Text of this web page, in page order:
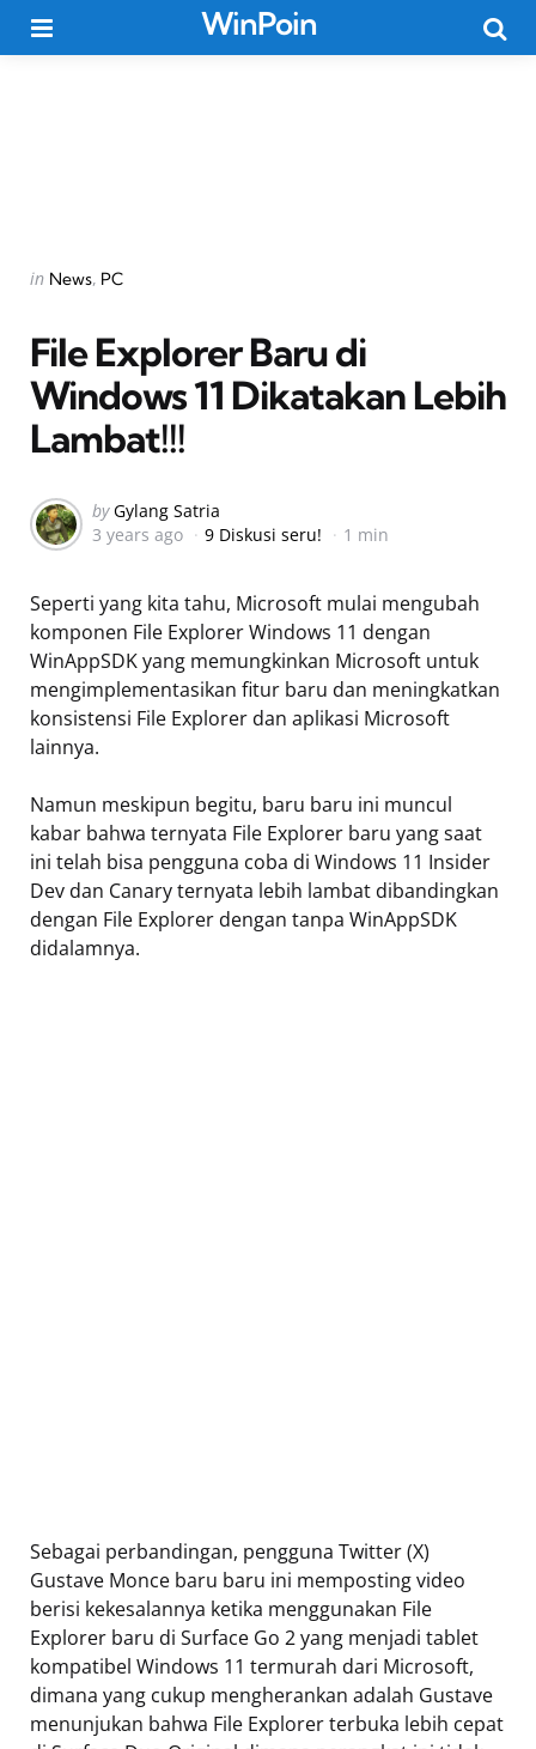
WinPoin
Categories
Posted
in News PC
File Explorer Baru di
Windows 11 Dikatakan Lebih
Lambat!!!
Posted
by
by Gylang Satria
3 years ago
9 Diskusi seru! 1 min
Seperti yang kita tahu, Microsoft mulai mengubah
komponen File Explorer Windows 11 dengan
WinAppSDK yang memungkinkan Microsoft untuk
mengimplementasikan fitur baru dan meningkatkan
konsistensi File Explorer dan aplikasi Microsoft
lainnya.
Namun meskipun begitu, baru baru ini muncul
kabar bahwa ternyata File Explorer baru yang saat
ini telah bisa pengguna coba di Windows 11 Insider
Dev dan Canary ternyata lebih lambat dibandingkan
dengan File Explorer dengan tanpa WinAppSDK
didalamnya.
Sebagai perbandingan, pengguna Twitter (X)
Gustave Monce baru baru ini memposting video
berisi kekesalannya ketika menggunakan File
Explorer baru di Surface Go 2 yang menjadi tablet
kompatibel Windows 11 termurah dari Microsoft,
dimana yang cukup mengherankan adalah Gustave
menunjukan bahwa File Explorer terbuka lebih cepat